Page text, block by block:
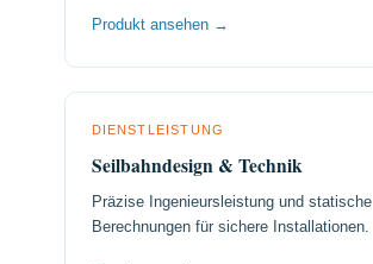
Produkt ansehen →
DIENSTLEISTUNG
Seilbahndesign & Technik
Präzise Ingenieursleistung und statische
Berechnungen für sichere Installationen.